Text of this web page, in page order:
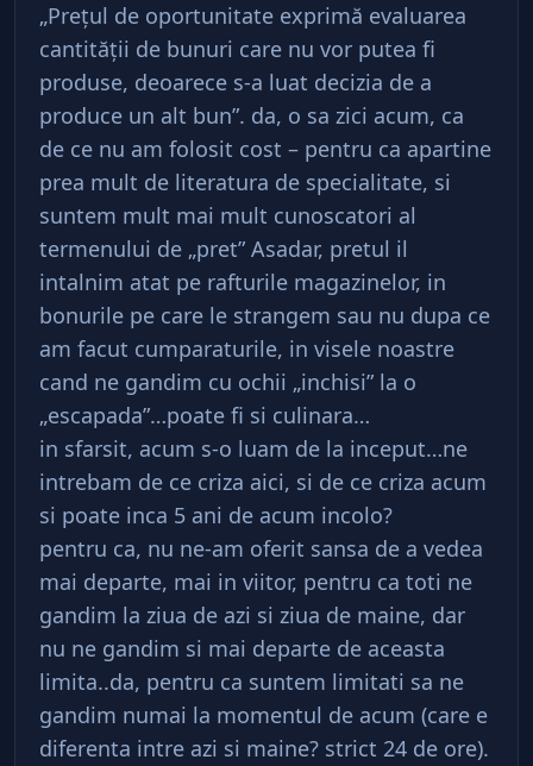
„Prețul de oportunitate exprimă evaluarea
cantității de bunuri care nu vor putea fi
produse, deoarece s-a luat decizia de a
produce un alt bun”. da, o sa zici acum, ca
de ce nu am folosit cost – pentru ca apartine
prea mult de literatura de specialitate, si
suntem mult mai mult cunoscatori al
termenului de „pret” Asadar, pretul il
intalnim atat pe rafturile magazinelor, in
bonurile pe care le strangem sau nu dupa ce
am facut cumparaturile, in visele noastre
cand ne gandim cu ochii „inchisi” la o
„escapada”…poate fi si culinara…
in sfarsit, acum s-o luam de la inceput…ne
intrebam de ce criza aici, si de ce criza acum
si poate inca 5 ani de acum incolo?
pentru ca, nu ne-am oferit sansa de a vedea
mai departe, mai in viitor, pentru ca toti ne
gandim la ziua de azi si ziua de maine, dar
nu ne gandim si mai departe de aceasta
limita..da, pentru ca suntem limitati sa ne
gandim numai la momentul de acum (care e
diferenta intre azi si maine? strict 24 de ore).